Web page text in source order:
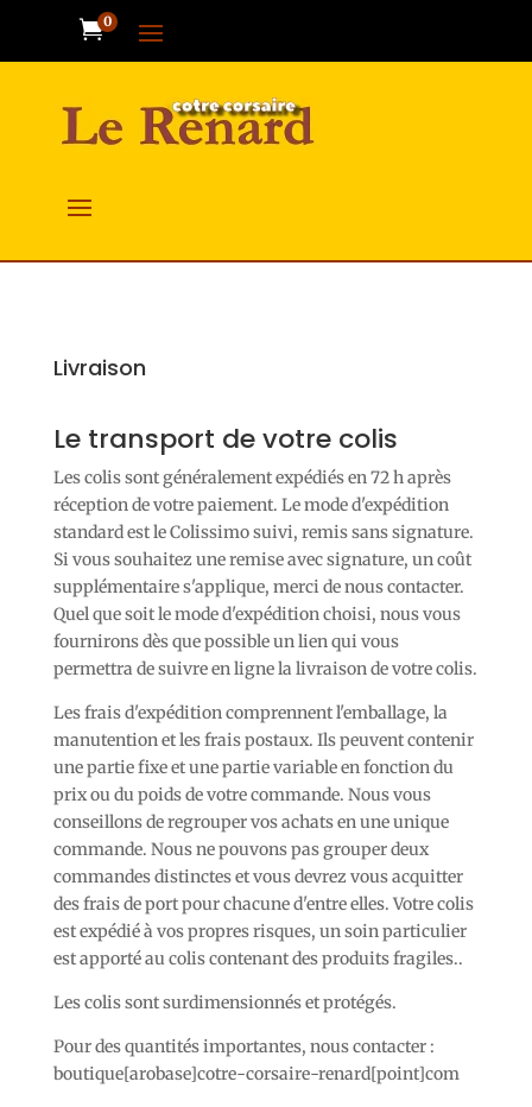
0
Livraison
Le transport de votre colis
Les colis sont généralement expédiés en 72 h après
réception de votre paiement. Le mode d'expédition
standard est le Colissimo suivi, remis sans signature.
Si vous souhaitez une remise avec signature, un coût
supplémentaire s'applique, merci de nous contacter.
Quel que soit le mode d'expédition choisi, nous vous
fournirons dès que possible un lien qui vous
permettra de suivre en ligne la livraison de votre colis.
Les frais d'expédition comprennent l'emballage, la
manutention et les frais postaux. Ils peuvent contenir
une partie fixe et une partie variable en fonction du
prix ou du poids de votre commande. Nous vous
conseillons de regrouper vos achats en une unique
commande. Nous ne pouvons pas grouper deux
commandes distinctes et vous devrez vous acquitter
des frais de port pour chacune d'entre elles. Votre colis
est expédié à vos propres risques, un soin particulier
est apporté au colis contenant des produits fragiles..
Les colis sont surdimensionnés et protégés.
Pour des quantités importantes, nous contacter :
boutique[arobase]cotre-corsaire-renard[point]com